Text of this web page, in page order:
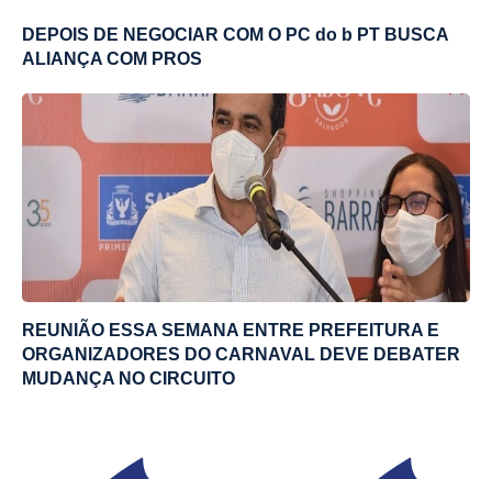
DEPOIS DE NEGOCIAR COM O PC do b PT BUSCA
ALIANÇA COM PROS
REUNIÃO ESSA SEMANA ENTRE PREFEITURA E
ORGANIZADORES DO CARNAVAL DEVE DEBATER
MUDANÇA NO CIRCUITO